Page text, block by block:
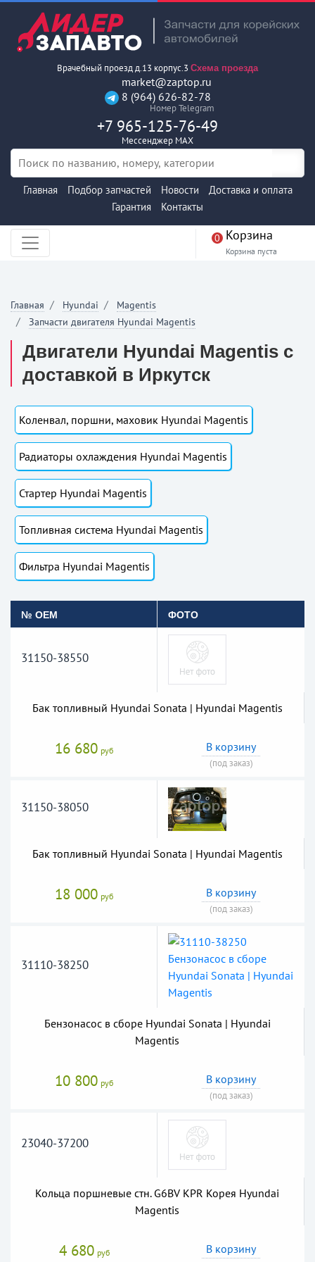
Врачебный проезд д.13 корпус.3 Схема проезда
market@zaptop.ru
8 (964) 626-82-78
Номер Telegram
+7 965-125-76-49
Мессенджер MAX
Главная Подбор запчастей Новости
Доставка и оплата
Гарантия
Контакты
0 Корзина
Корзина пуста
Главная Hyundai
Magentis
Запчасти двигателя Hyundai Magentis
Двигатели Hyundai Magentis с
доставкой в Иркутск
Коленвал, поршни, маховик Hyundai Magentis
Радиаторы охлаждения Hyundai Magentis
Стартер Hyundai Magentis
Топливная система Hyundai Magentis
Фильтра Hyundai Magentis
№ OEM ФОТО
31150-38550
Бак топливный Hyundai Sonata | Hyundai Magentis
16 680 руб В корзину
(под заказ)
31150-38050
Бак топливный Hyundai Sonata | Hyundai Magentis
18 000 руб В корзину
(под заказ)
31110-38250
Бензонасос в сборе Hyundai Sonata | Hyundai
Magentis
10 800 руб В корзину
(под заказ)
23040-37200
Кольца поршневые стн. G6BV KPR Корея Hyundai
Magentis
4 680 руб В корзину